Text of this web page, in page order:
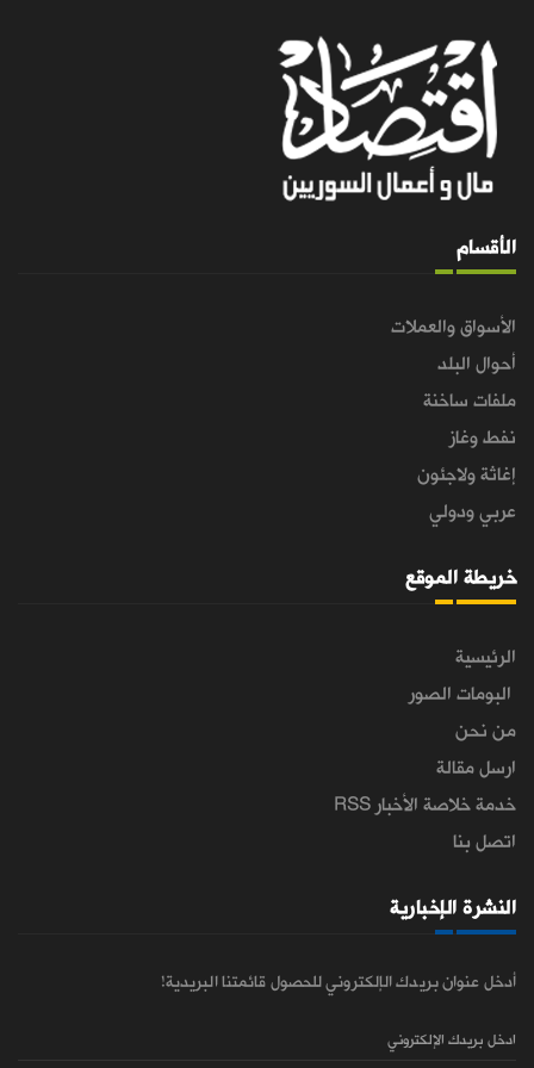
الأقسام
الأسواق والعملات
أحوال البلد
ملفات ساخنة
نفط وغاز
إغاثة ولاجئون
عربي ودولي
خريطة الموقع
الرئيسية
البومات الصور
من نحن
ارسل مقالة
خدمة خلاصة الأخبار RSS
اتصل بنا
النشرة الإخبارية
أدخل عنوان بريدك الإلكتروني للحصول قائمتنا البريدية!